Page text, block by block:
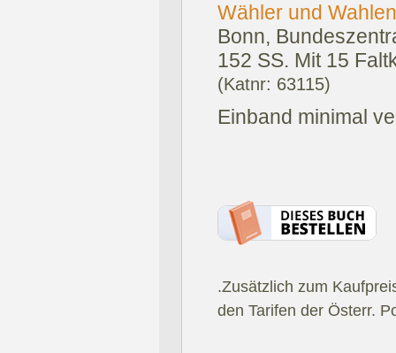
Wähler und
Bonn,
152 SS. Mit 15
(Katnr: 63115)
Einband minimal
.Zusätzlich zum
den Tarifen der Österr.